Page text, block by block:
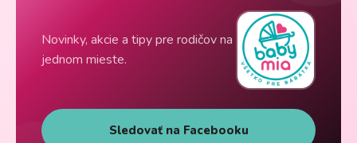
Novinky, akcie a tipy pre rodičov na
jednom mieste.
Sledovať na Facebooku